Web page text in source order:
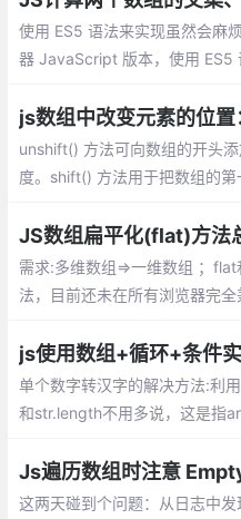
使用 ES5 语法来实现虽然会麻
器 JavaScript 版本，使用 ES5
方库。
js数组中改变元素的位
unshift() 方法可向数组的开头
度。shift() 方法用于把数组的
素
JS数组扁平化(flat)方法
需求:多维数组=>一维数组 ；
法，目前还未在所有浏览器完
单个数字转汉字的解决方法:利
和str.length不用多说，这是指
为j的元素,在ary中索引为i的元
Js遍历数组时注意
这两天碰到个问题：从日志中